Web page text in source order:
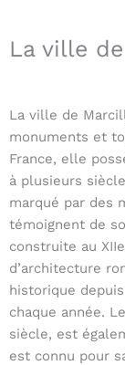
La ville
La ville de
monuments et
France, elle
à plusieurs
marqué par des
témoignent de
construite au
d’architecture
historique
chaque année.
siècle, est
est connu pour